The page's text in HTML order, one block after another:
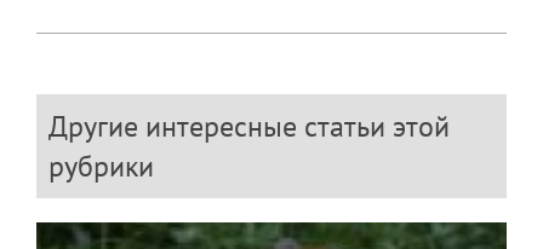
Другие интересные статьи этой
рубрики